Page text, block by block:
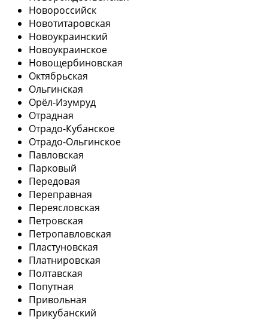
Новороссийск
Новотитаровская
Новоукраинский
Новоукраинское
Новощербиновская
Октябрьская
Ольгинская
Орёл-Изумруд
Отрадная
Отрадо-Кубанское
Отрадо-Ольгинское
Павловская
Парковый
Передовая
Переправная
Переясловская
Петровская
Петропавловская
Пластуновская
Платнировская
Полтавская
Попутная
Привольная
Прикубанский